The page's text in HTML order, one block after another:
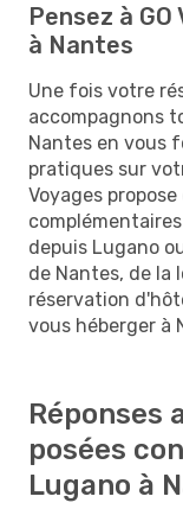
Pensez à
à Nantes
Une fois votre
accompagnons
Nantes en vous
pratiques sur
Voyages
depuis Lugano
de Nantes, de la
réservation
vous héberger à
Réponses
posées
Lugano à